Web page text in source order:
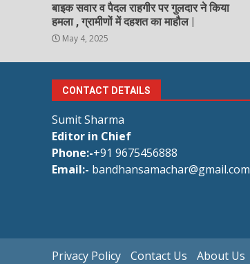
बाइक सवार व पैदल राहगीर पर गुलदार ने किया
हमला , ग्रामीणों में दहशत का माहौल |
May 4, 2025
CONTACT DETAILS
Sumit Sharma
Editor in Chief
Phone:-+91 9675456888
Email:- bandhansamachar@gmail.com
Privacy Policy Contact Us About Us